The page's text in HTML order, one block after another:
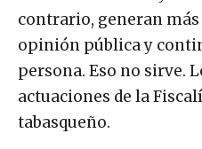
contrario, generan
opinión pública y
persona. Eso no sirve.
actuaciones de la
tabasqueño.